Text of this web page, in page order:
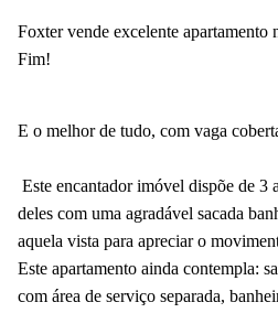
Foxter vende excelente
Fim!
E o melhor de tudo, com vaga
Este encantador imóvel dispõe de 3
deles com uma agradável sacada
aquela vista para apreciar o
Este apartamento ainda contempla:
com área de serviço separada,